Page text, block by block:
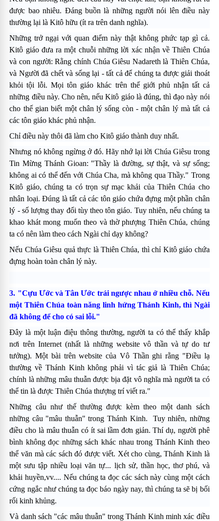
được bao nhiêu. Ðáng buồn là những người nói lên điều này
thường lại là Kitô hữu (ít ra trên danh nghĩa).
Những trở ngại với quan điểm này thật không phức tạp gì cả.
Kitô giáo đưa ra một chuỗi những lời xác nhận về Thiên Chúa
và con người: Rằng chính Chúa Giêsu Nadareth là Thiên Chúa,
và Người đã chết và sống lại - tất cả để chúng ta được giải thoát
khỏi tội lỗi. Mọi tôn giáo khác trên thế giới phủ nhận tất cả
những điều này. Cho nên, nếu Kitô giáo là đúng, thì đạo này nói
cho thế gian biết một chân lý sống còn - một chân lý mà tất cả
các tôn giáo khác phủ nhận.
Chỉ điều này thôi đã làm cho Kitô giáo thành duy nhất.
Nhưng nó không ngừng ở đó. Hãy nhớ lại lời Chúa Giêsu trong
Tin Mừng Thánh Gioan: "Thầy là đường, sự thật, và sự sống;
không ai có thể đến với Chúa Cha, mà không qua Thầy." Trong
Kitô giáo, chúng ta có trọn sự mạc khải của Thiên Chúa cho
nhân loại. Ðúng là tất cả các tôn giáo chứa đựng một phần chân
lý - số lượng thay đổi tùy theo tôn giáo. Tuy nhiên, nếu chúng ta
khao khát mong muốn theo và thờ phượng Thiên Chúa, chúng
ta có nên làm theo cách Ngài chỉ dạy không?
Nếu Chúa Giêsu quả thực là Thiên Chúa, thì chỉ Kitô giáo chứa
đựng hoàn toàn chân lý này.
3. "Cựu Ước và Tân Ước trái ngược nhau ở nhiều chỗ. Nếu
một Thiên Chúa toàn năng linh hứng Thánh Kinh, thì Ngài
đã không để cho có sai lỗi."
Ðây là một luận điệu thông thường, người ta có thể thấy khắp
nơi trên Internet (nhất là những website vô thần và tự do tư
tưởng). Một bài trên website của Vô Thần ghi rằng "Ðiều lạ
thường về Thánh Kinh không phải vì tác giả là Thiên Chúa;
chính là những mâu thuẫn được bịa đặt vô nghĩa mà người ta có
thể tin là được Thiên Chúa thượng trí viết ra."
Những câu như thế thường được kèm theo một danh sách
những câu "mâu thuẫn" trong Thánh Kinh. Tuy nhiên, những
điều cho là mâu thuẫn có ít sai lầm đơn giản. Thí dụ, người phê
bình không đọc những sách khác nhau trong Thánh Kinh theo
thể văn mà các sách đó được viết. Xét cho cùng, Thánh Kinh là
một sưu tập nhiều loại văn tự... lịch sử, thần học, thơ phú, và
khải huyền,vv.... Nếu chúng ta đọc các sách này cùng một cách
cứng ngắc như chúng ta đọc báo ngày nay, thì chúng ta sẽ bị bối
rối kinh khủng.
Và danh sách "các mâu thuẫn" trong Thánh Kinh minh xác điều